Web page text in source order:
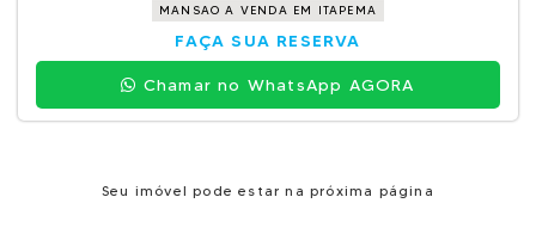
MANSAO A VENDA EM ITAPEMA
FAÇA SUA RESERVA
Chamar no WhatsApp AGORA
Seu imóvel pode estar na próxima página